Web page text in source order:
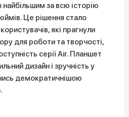
найбільшим за всю історію
Це рішення стало
які прагнули
для роботи та творчості,
серії Air. Планшет
дизайн і зручність у
демократичнішою